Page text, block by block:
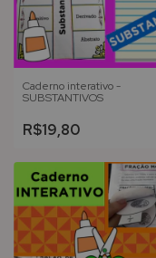
Caderno interativo -
SUBSTANTIVOS
R$19,80